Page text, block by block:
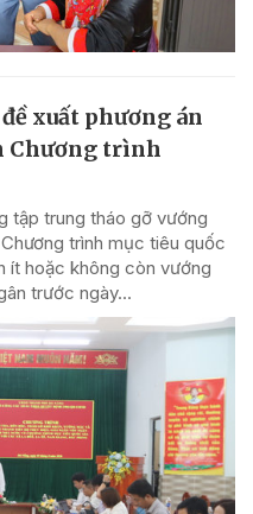
xuất phương án
Chương trình
tập trung tháo gỡ vướng
trình mục tiêu quốc
ít hoặc không còn vướng
trước ngày...